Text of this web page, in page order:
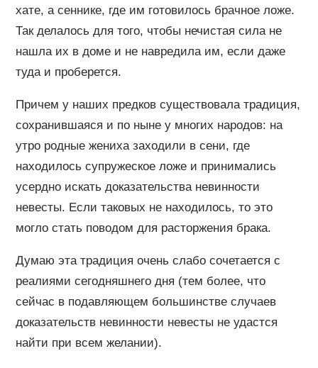
хате, а сеннике, где им готовилось брачное ложе.
Так делалось для того, чтобы нечистая сила не
нашла их в доме и не навредила им, если даже
туда и проберется.
Причем у наших предков существовала традиция,
сохранившаяся и по ныне у многих народов: на
утро родные жениха заходили в сени, где
находилось супружеское ложе и принимались
усердно искать доказательства невинности
невесты. Если таковых не находилось, то это
могло стать поводом для расторжения брака.
Думаю эта традиция очень слабо сочетается с
реалиями сегодняшнего дня (тем более, что
сейчас в подавляющем большинстве случаев
доказательств невинности невесты не удастся
найти при всем желании).